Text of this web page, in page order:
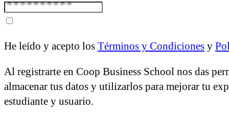
He leído y acepto los Términos y Condiciones y
Al registrarte en Coop Business School nos das
almacenar tus datos y utilizarlos para mejorar tu
estudiante y usuario.